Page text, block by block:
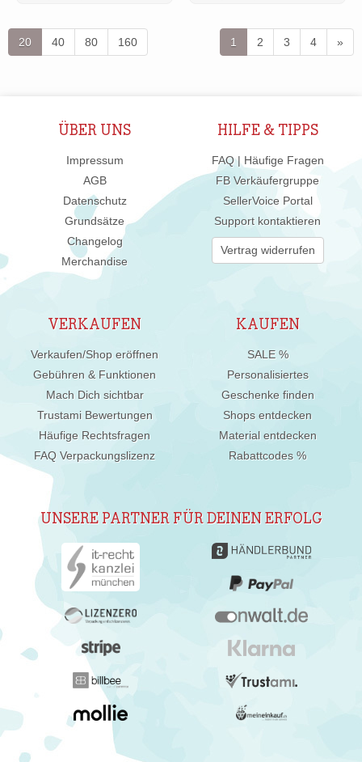
20 40 80 160 1 2 3 4 »
ÜBER UNS
Impressum
AGB
Datenschutz
Grundsätze
Changelog
Merchandise
HILFE & TIPPS
FAQ | Häufige Fragen
FB Verkäufergruppe
SellerVoice Portal
Support kontaktieren
Vertrag widerrufen
VERKAUFEN
Verkaufen/Shop eröffnen
Gebühren & Funktionen
Mach Dich sichtbar
Trustami Bewertungen
Häufige Rechtsfragen
FAQ Verpackungslizenz
KAUFEN
SALE %
Personalisiertes
Geschenke finden
Shops entdecken
Material entdecken
Rabattcodes %
UNSERE PARTNER FÜR DEINEN ERFOLG